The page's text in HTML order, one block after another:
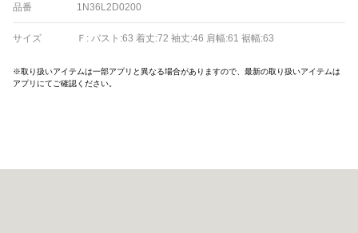
品番 1N36L2D0200
サイズ Ｆ: バスト:63 着丈:72 袖丈:46 肩幅:61 裾幅:63
※取り扱いアイテムは一部アプリと異なる場合がありますので、最新の取り扱いアイテムは
アプリにてご確認ください。